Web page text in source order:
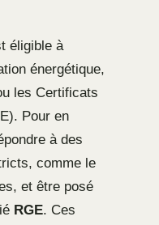
éligible à
énergétique,
les Certificats
Pour en
à des
comme le
et être posé
RGE. Ces